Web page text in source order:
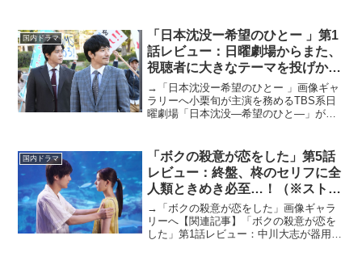
こでは、些細な幸せを改めて実感でき、
大切なことを教えてくれ...
国内ドラマ
「日本沈没ー希望のひとー 」第1
話レビュー：日曜劇場からまた、
視聴者に大きなテーマを投げかけ
る（ストーリーネタバレあり）
→「日本沈没ー希望のひとー 」画像ギャ
ラリーへ小栗旬が主演を務めるTBS系日
曜劇場「日本沈没―希望のひと―」が
朽の名作「日本沈没」（小松左京）を大
きくアレン...
国内ドラマ
「ボクの殺意が恋をした」第5話
レビュー：終盤、柊のセリフに全
人類ときめき必至…！（※ストー
リーネタバレあり）
→「ボクの殺意が恋をした」画像ギャラ
リーへ【関連記事】「ボクの殺意が恋を
した」第1話レビュー：中川大志が器用に